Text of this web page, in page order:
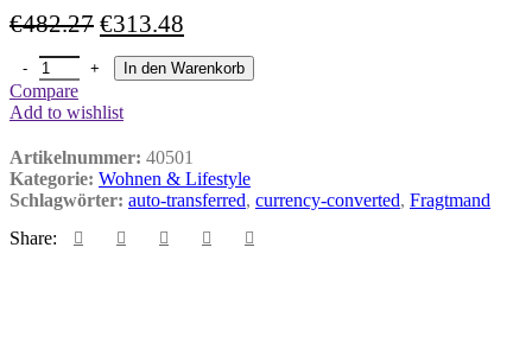
€482.27 Ursprünglicher
Preis
war:
€482.27
€313.48
Preis
ist:
Tischplatte - Räuchereiche - 200x95 cm Menge
In den Warenkorb
Compare
Add to wishlist
Artikelnummer: 40501
Kategorie: Wohnen & Lifestyle
Schlagwörter: auto-transferred, currency-converted, Fragtmand
Share: